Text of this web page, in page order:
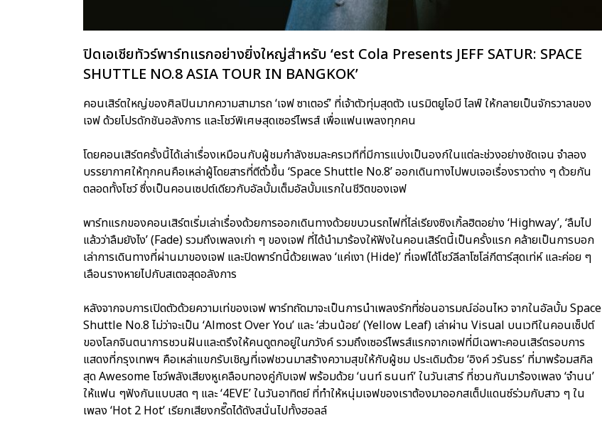
ปิดเอเชียทัวร์พาร์ทแรกอย่างยิ่งใหญ่สำหรับ ‘est Cola Presents JEFF SATUR: SPACE
SHUTTLE NO.8 ASIA TOUR IN BANGKOK’
คอนเสิร์ตใหญ่ของศิลปินมากความสามารถ ‘เจฟ ซาเตอร์’ ที่เจ้าตัวทุ่มสุดตัว เนรมิตยูโอบี ไลฟ์ ให้กลายเป็นจักรวาลของ
เจฟ ด้วยโปรดักชันอลังการ และโชว์พิเศษสุดเซอร์ไพรส์ เพื่อแฟนเพลงทุกคน
โดยคอนเสิร์ตครั้งนี้ได้เล่าเรื่องเหมือนกับผู้ชมกำลังชมละครเวทีที่มีการแบ่งเป็นองก์ในแต่ละช่วงอย่างชัดเจน จำลอง
บรรยากาศให้ทุกคนคือเหล่าผู้โดยสารที่ตีตั๋วขึ้น ‘Space Shuttle No.8’ ออกเดินทางไปพบเจอเรื่องราวต่าง ๆ ด้วยกัน
ตลอดทั้งโชว์ ซึ่งเป็นคอนเซปต์เดียวกับอัลบั้มเต็มอัลบั้มแรกในชีวิตของเจฟ
พาร์ทแรกของคอนเสิร์ตเริ่มเล่าเรื่องด้วยการออกเดินทางด้วยขบวนรถไฟที่ไล่เรียงซิงเกิ้ลฮิตอย่าง ‘Highway’, ‘ลืมไป
แล้วว่าลืมยังไง’ (Fade) รวมถึงเพลงเก่า ๆ ของเจฟ ที่ได้นำมาร้องใหัฟังในคอนเสิร์ตนี้เป็นครั้งแรก คล้ายเป็นการบอก
เล่าการเดินทางที่ผ่านมาของเจฟ และปิดพาร์ทนี้ด้วยเพลง ‘แค่เงา (Hide)’ ที่เจฟได้โชว์ลีลาโซโล่กีตาร์สุดเท่ห์ และค่อย ๆ
เลือนรางหายไปกับสเตจสุดอลังการ
หลังจากจบการเปิดตัวด้วยความเท่ของเจฟ พาร์ทถัดมาจะเป็นการนำเพลงรักที่ซ่อนอารมณ์อ่อนไหว จากในอัลบั้ม Space
Shuttle No.8 ไม่ว่าจะเป็น ‘Almost Over You’ และ ‘ส่วนน้อย’ (Yellow Leaf) เล่าผ่าน Visual บนเวทีในคอนเซ็ปต์
ของโลกจินตนาการชวนฝันและตรึงให้คนดูตกอยู่ในภวังค์ รวมถึงเซอร์ไพรส์แรกจากเจฟที่มีเฉพาะคอนเสิร์ตรอบการ
แสดงที่กรุงเทพฯ คือเหล่าแขกรับเชิญที่เจฟชวนมาสร้างความสุขให้กับผู้ชม ประเดิมด้วย ‘อิงค์ วรันธร’ ที่มาพร้อมสกิล
สุด Awesome โชว์พลังเสียงหูเคลือบทองคู่กับเจฟ พร้อมด้วย ‘นนท์ ธนนท์’ ในวันเสาร์ ที่ชวนกันมาร้องเพลง ‘จำนน’
ให้แฟน ๆฟังกันแบบสด ๆ และ ‘4EVE’ ในวันอาทิตย์ ที่ทำให้หนุ่มเจฟของเราต้องมาออกสเต็ปแดนซ์ร่วมกับสาว ๆ ใน
เพลง ‘Hot 2 Hot’ เรียกเสียงกรี๊ดได้ดังสนั่นไปทั้งฮอลล์